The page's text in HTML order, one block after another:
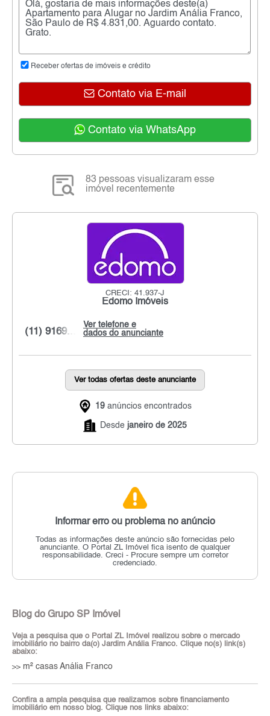
Receber ofertas de imóveis e crédito
Contato via E-mail
Contato via WhatsApp
83 pessoas visualizaram esse
imóvel recentemente
CRECI: 41.937-J
Edomo Imóveis
Ver telefone e
dados do anunciante
(11) 9169...
Ver todas ofertas deste anunciante
19 anúncios encontrados
Desde janeiro de 2025
Informar erro ou problema no anúncio
Todas as informações deste anúncio são fornecidas pelo
anunciante. O Portal ZL Imóvel fica isento de qualquer
responsabilidade. Creci - Procure sempre um corretor
credenciado.
Blog do Grupo SP Imóvel
Veja a pesquisa que o Portal ZL Imóvel realizou sobre o mercado
imobiliário no bairro da(o) Jardim Anália Franco. Clique no(s) link(s)
abaixo:
>> m² casas Anália Franco
Confira a ampla pesquisa que realizamos sobre financiamento
imobiliário em nosso blog. Clique nos links abaixo: